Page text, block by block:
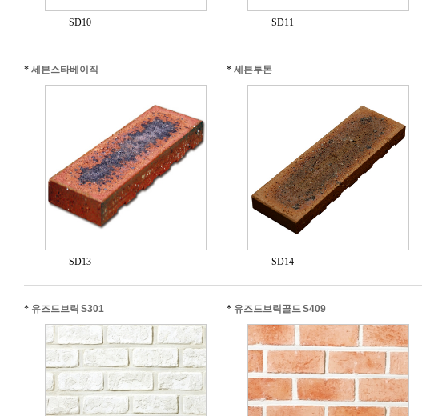
SD10 SD11
* 세븐스타베이직
SD13
* 세븐투톤
SD14
* 유즈드브릭 S301 * 유즈드브릭골드 S409